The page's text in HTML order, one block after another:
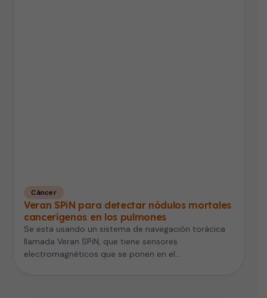
Cáncer
Veran SPiN para detectar nódulos mortales
cancerígenos en los pulmones
Se esta usando un sistema de navegación torácica
llamada Veran SPiN, que tiene sensores
electromagnéticos que se ponen en el…